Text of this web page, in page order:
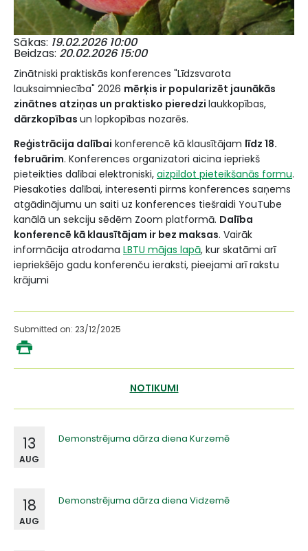
Sākas 19.02.2026 10:00
Beidzas 20.02.2026 15:00
Zinātniski praktiskās konferences "Līdzsvarota
lauksaimniecība" 2026 mērķis ir popularizēt jaunākās
zinātnes atziņas un praktisko pieredzi laukkopības,
dārzkopības un lopkopības nozarēs.
Reģistrācija dalībai konferencē kā klausītājam līdz 18.
februārim. Konferences organizatori aicina iepriekš
pieteikties dalībai elektroniski, aizpildot pieteikšanās formu.
Piesakoties dalībai, interesenti pirms konferences saņems
atgādinājumu un saiti uz konferences tiešraidi YouTube
kanālā un sekciju sēdēm Zoom platformā. Dalība
konferencē kā klausītājam ir bez maksas. Vairāk
informācija atrodama LBTU mājas lapā, kur skatāmi arī
iepriekšējo gadu konferenču ieraksti, pieejami arī rakstu
krājumi
Submitted on: 23/12/2025
NOTIKUMI
Demonstrējuma dārza diena Kurzemē
13
AUG
Demonstrējuma dārza diena Vidzemē
18
AUG